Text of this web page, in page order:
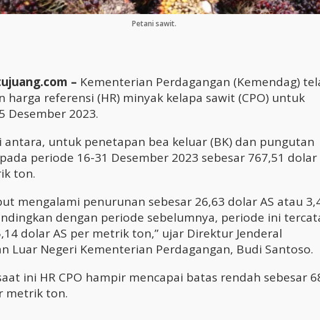
Petani sawit.
– Kementerian Perdagangan (Kemendag)
harga referensi (HR) minyak kelapa sawit (CPO) untuk
Desember 2023.
antara, untuk penetapan bea keluar (BK) dan pungutan
periode 16-31 Desember 2023 sebesar 767,51 dolar
ton.
mengalami penurunan sebesar 26,63 dolar AS atau
dengan periode sebelumnya, periode ini
dolar AS per metrik ton,” ujar Direktur Jenderal
Luar Negeri Kementerian Perdagangan, Budi Santoso.
ini HR CPO hampir mencapai batas rendah sebesar
metrik ton.